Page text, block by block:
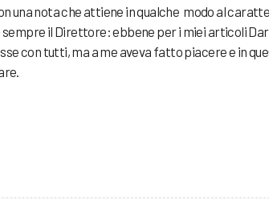
una nota che attiene in qualche modo al
sempre il Direttore: ebbene per i miei articoli
con tutti, ma a me aveva fatto piacere e in